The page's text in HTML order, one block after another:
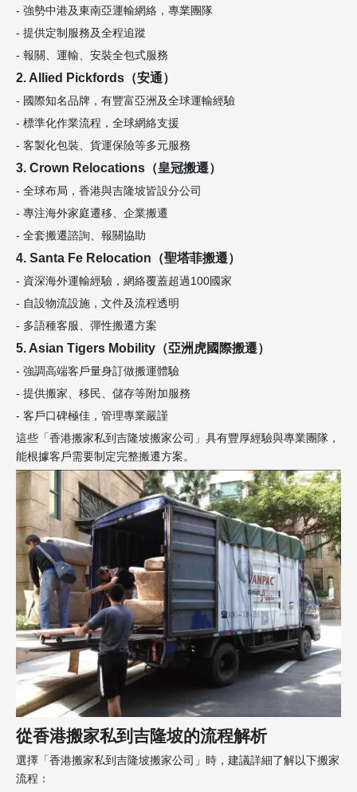
- 強勢中港及東南亞運輸網絡，專業團隊
- 提供定制服務及全程追蹤
- 報關、運輸、安裝全包式服務
2. Allied Pickfords（安通）
- 國際知名品牌，有豐富亞洲及全球運輸經驗
- 標準化作業流程，全球網絡支援
- 客製化包裝、貨運保險等多元服務
3. Crown Relocations（皇冠搬遷）
- 全球布局，香港與吉隆坡皆設分公司
- 專注海外家庭遷移、企業搬遷
- 全套搬遷諮詢、報關協助
4. Santa Fe Relocation（聖塔菲搬遷）
- 資深海外運輸經驗，網絡覆蓋超過100國家
- 自設物流設施，文件及流程透明
- 多語種客服、彈性搬遷方案
5. Asian Tigers Mobility（亞洲虎國際搬遷）
- 強調高端客戶量身訂做搬運體驗
- 提供搬家、移民、儲存等附加服務
- 客戶口碑極佳，管理專業嚴謹
這些「香港搬家私到吉隆坡搬家公司」具有豐厚經驗與專業團隊，
能根據客戶需要制定完整搬遷方案。
從香港搬家私到吉隆坡的流程解析
選擇「香港搬家私到吉隆坡搬家公司」時，建議詳細了解以下搬家
流程：